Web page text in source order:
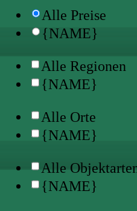
Alle Preise
{NAME}
Alle Regionen
{NAME}
Alle Orte
{NAME}
Alle
{NAME}